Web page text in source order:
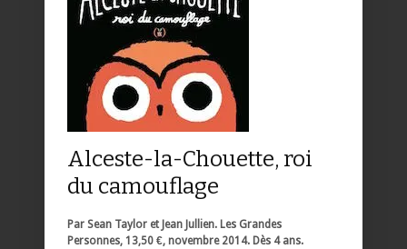
Alceste-la-Chouette, roi
du camouflage
Par Sean Taylor et Jean Jullien. Les Grandes
Personnes, 13,50 €, novembre 2014. Dès 4 ans.